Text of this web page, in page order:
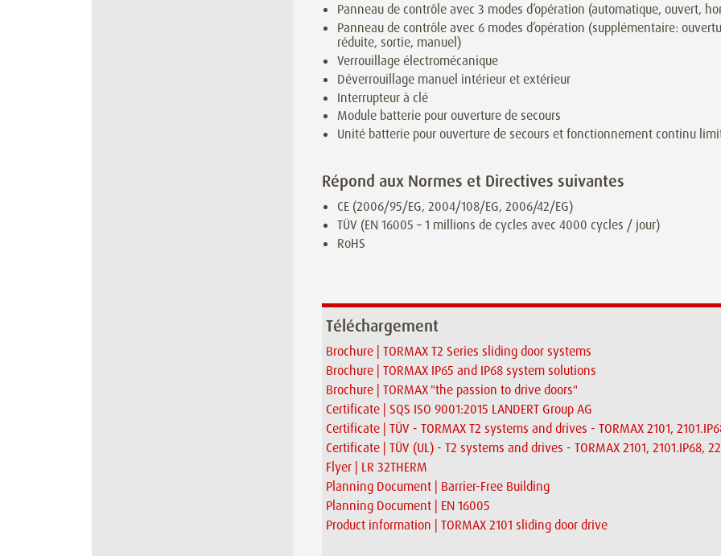
Panneau de contrôle avec 3 modes d’opération (automatique, ouvert,
Panneau de contrôle avec 6 modes d’opération (supplémentaire:
réduite, sortie, manuel)
Verrouillage électromécanique
Déverrouillage manuel intérieur et extérieur
Interrupteur à clé
Module batterie pour ouverture de secours
Unité batterie pour ouverture de secours et fonctionnement continu
Répond aux Normes et Directives suivantes
CE (2006/95/EG, 2004/108/EG, 2006/42/EG)
TÜV (EN 16005 – 1 millions de cycles avec 4000 cycles / jour)
RoHS
Téléchargement
Brochure | TORMAX T2 Series sliding door systems
Brochure | TORMAX IP65 and IP68 system solutions
Brochure | TORMAX "the passion to drive doors"
Certificate | SQS ISO 9001:2015 LANDERT Group AG
Certificate | TÜV - TORMAX T2 systems and drives - TORMAX 2101,
Certificate | TÜV (UL) - T2 systems and drives - TORMAX 2101, 2101.IP68,
Flyer | LR 32THERM
Planning Document | Barrier-Free Building
Planning Document | EN 16005
Product information | TORMAX 2101 sliding door drive